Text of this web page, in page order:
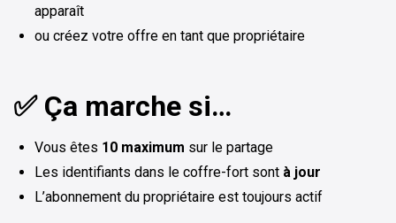
apparaît
ou créez votre offre en tant que propriétaire
✅ Ça marche si…
Vous êtes 10 maximum sur le partage
Les identifiants dans le coffre-fort sont à jour
L’abonnement du propriétaire est toujours actif